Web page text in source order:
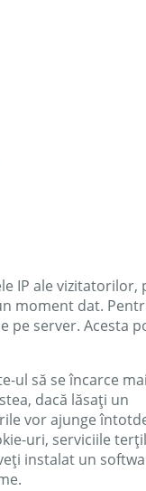
IP ale vizitatorilor,
moment dat.
pe server. Acesta
ul să se încarce
dacă lăsați un
vor ajunge
uri, serviciile
instalat un